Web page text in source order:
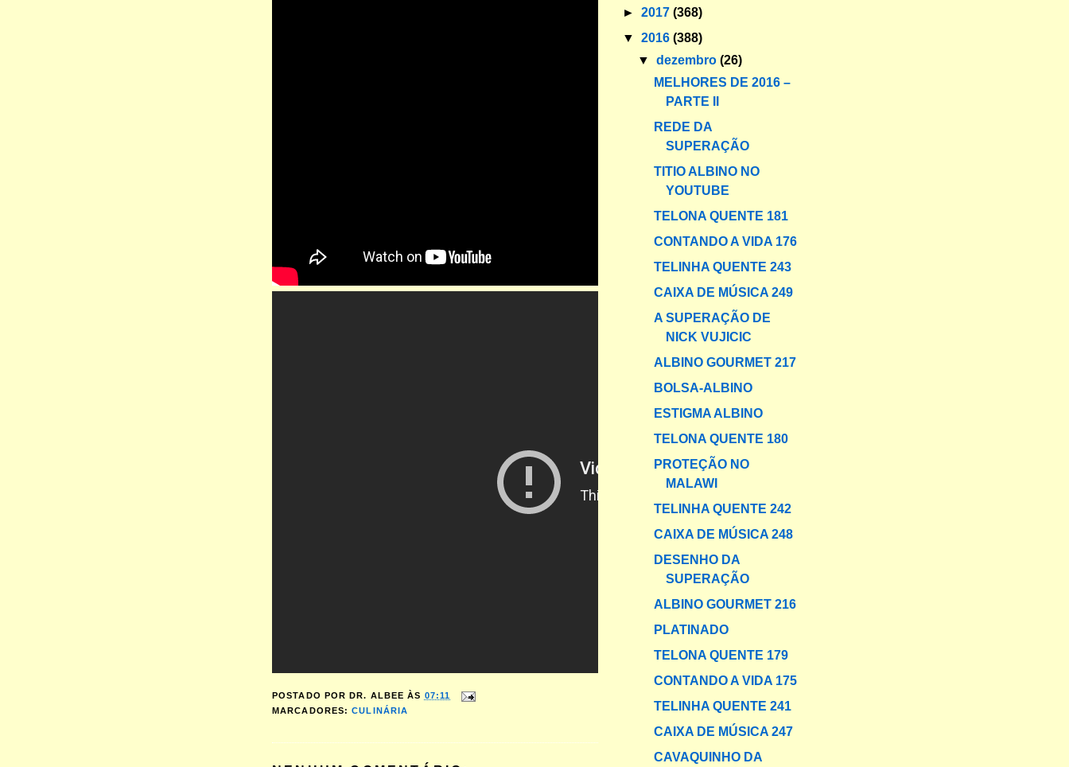
POSTADO POR DR. ALBEE ÀS 07:11
MARCADORES:CULINÁRIA
► 2017 (368)
▼ 2016 (388)
▼dezembro(26)
MELHORES DE 2016 –
PARTE II
REDE DA
SUPERAÇÃO
TITIO ALBINO NO
YOUTUBE
TELONA QUENTE 181
CONTANDO A VIDA 176
TELINHA QUENTE 243
CAIXA DE MÚSICA 249
A SUPERAÇÃO DE
NICK VUJICIC
ALBINO GOURMET 217
BOLSA-ALBINO
ESTIGMA ALBINO
TELONA QUENTE 180
PROTEÇÃO NO
MALAWI
TELINHA QUENTE 242
CAIXA DE MÚSICA 248
DESENHO DA
SUPERAÇÃO
ALBINO GOURMET 216
PLATINADO
TELONA QUENTE 179
CONTANDO A VIDA 175
TELINHA QUENTE 241
CAIXA DE MÚSICA 247
CAVAQUINHO DA